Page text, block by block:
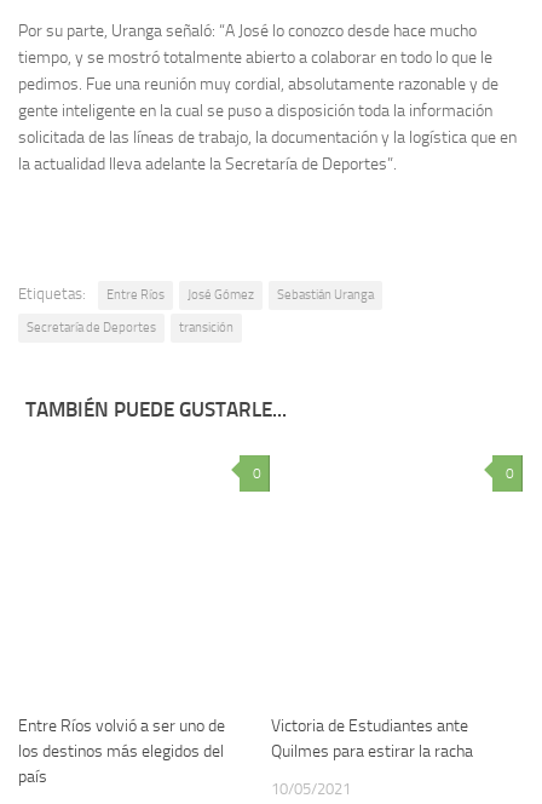
Por su parte, Uranga señaló: “A José lo conozco desde hace mucho
tiempo, y se mostró totalmente abierto a colaborar en todo lo que le
pedimos. Fue una reunión muy cordial, absolutamente razonable y de
gente inteligente en la cual se puso a disposición toda la información
solicitada de las líneas de trabajo, la documentación y la logística que en
la actualidad lleva adelante la Secretaría de Deportes”.
Etiquetas: Entre Ríos José Gómez Sebastián Uranga
Secretaría de Deportes transición
TAMBIÉN PUEDE GUSTARLE...
0
Entre Ríos volvió a ser uno de
los destinos más elegidos del
país
0
Victoria de Estudiantes ante
Quilmes para estirar la racha
10/05/2021